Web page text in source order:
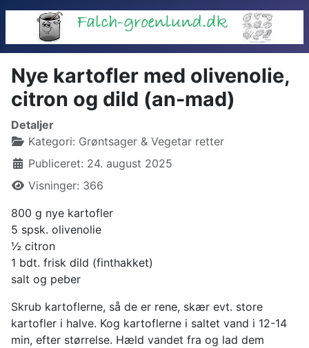
Nye kartofler med olivenolie,
citron og dild (an-mad)
Detaljer
Kategori: Grøntsager & Vegetar retter
Publiceret: 24. august 2025
Visninger: 366
800 g nye kartofler
5 spsk. olivenolie
½ citron
1 bdt. frisk dild (finthakket)
salt og peber
Skrub kartoflerne, så de er rene, skær evt. store
kartofler i halve. Kog kartoflerne i saltet vand i 12-14
min, efter størrelse. Hæld vandet fra og lad dem